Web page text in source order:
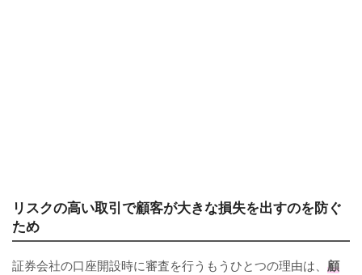
リスクの高い取引で顧客が大きな損失を出すのを防ぐ
ため
証券会社の口座開設時に審査を行うもうひとつの理由は、 顧